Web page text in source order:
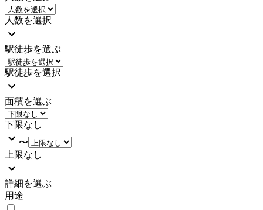
人数を選択
駅徒歩を選ぶ
駅徒歩を選択
面積を選ぶ
下限なし
〜
上限なし
詳細を選ぶ
用途